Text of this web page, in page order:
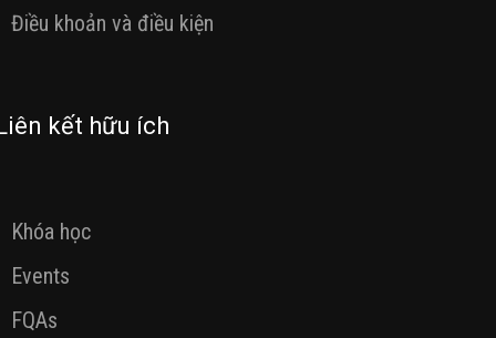
Điều khoản và điều kiện
kết hữu ích
Khóa học
Events
FQAs